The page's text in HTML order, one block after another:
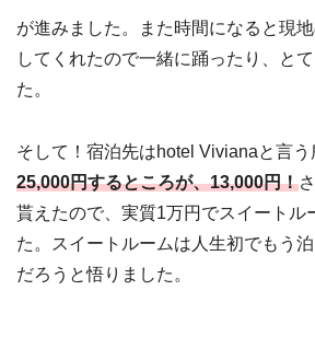
が進みました。また時間になると現
してくれたので一緒に踊ったり、と
た。
そして！宿泊先はhotel Vivianaと言う
25,000円するところが、13,000円！
貰えたので、実質1万円でスイートル
た。スイートルームは人生初でもう
だろうと悟りました。